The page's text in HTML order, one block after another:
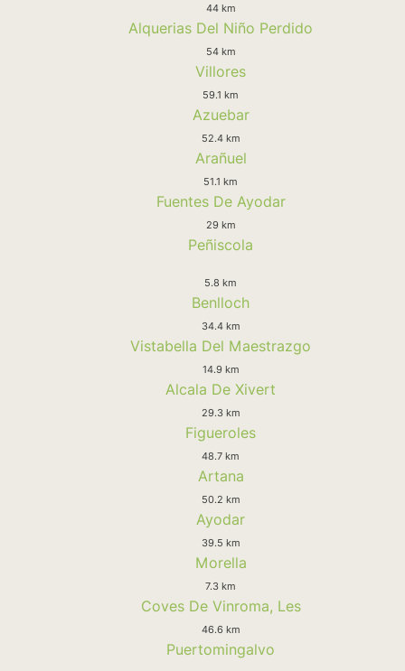
44 km
Alquerias Del Niño Perdido
54 km
Villores
59.1 km
Azuebar
52.4 km
Arañuel
51.1 km
Fuentes De Ayodar
29 km
Peñiscola
5.8 km
Benlloch
34.4 km
Vistabella Del Maestrazgo
14.9 km
Alcala De Xivert
29.3 km
Figueroles
48.7 km
Artana
50.2 km
Ayodar
39.5 km
Morella
7.3 km
Coves De Vinroma, Les
46.6 km
Puertomingalvo